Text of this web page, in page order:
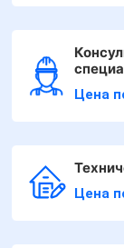
Цена
Цена